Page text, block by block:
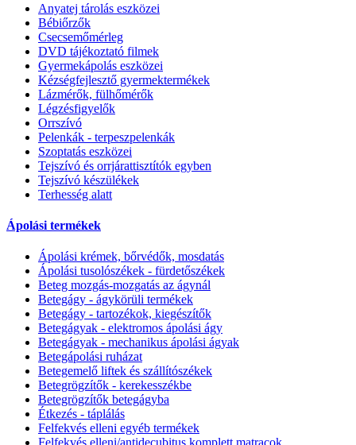
Anyatej tárolás eszközei
Bébiőrzők
Csecsemőmérleg
DVD tájékoztató filmek
Gyermekápolás eszközei
Kézségfejlesztő gyermektermékek
Lázmérők, fülhőmérők
Légzésfigyelők
Orrszívó
Pelenkák - terpeszpelenkák
Szoptatás eszközei
Tejszívó és orrjárattisztítók egyben
Tejszívó készülékek
Terhesség alatt
Ápolási termékek
Ápolási krémek, bőrvédők, mosdatás
Ápolási tusolószékek - fürdetőszékek
Beteg mozgás-mozgatás az ágynál
Betegágy - ágykörüli termékek
Betegágy - tartozékok, kiegészítők
Betegágyak - elektromos ápolási ágy
Betegágyak - mechanikus ápolási ágyak
Betegápolási ruházat
Betegemelő liftek és szállítószékek
Betegrögzítők - kerekesszékbe
Betegrögzítők betegágyba
Étkezés - táplálás
Felfekvés elleni egyéb termékek
Felfekvés elleni/antidecubitus komplett matracok